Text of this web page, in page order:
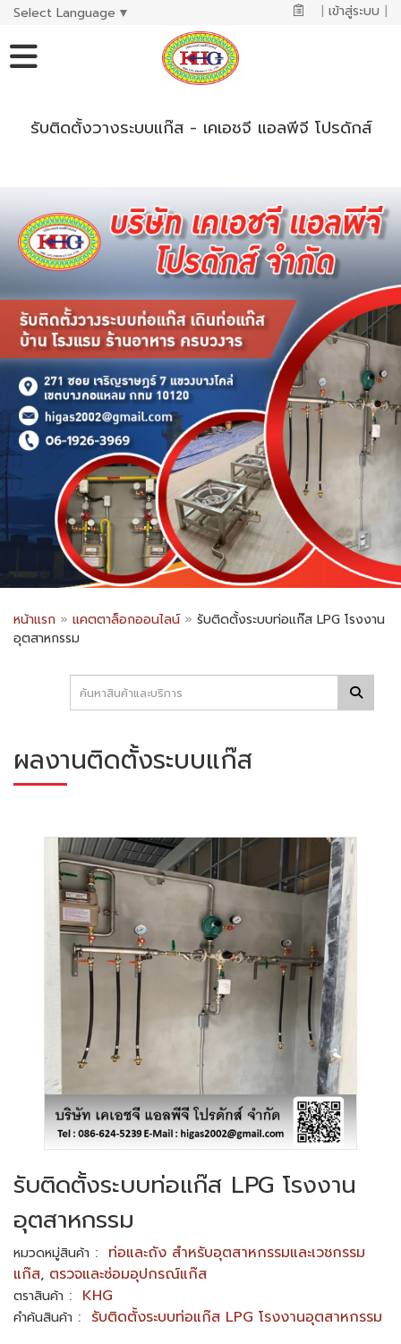
Select Language ▼ | เข้าสู่ระบบ |
รับติดตั้งวางระบบแก๊ส - เคเอชจี แอลพีจี โปรดักส์
หน้าแรก » แคตตาล็อกออนไลน์ » รับติดตั้งระบบท่อแก๊ส LPG โรงงาน
อุตสาหกรรม
ผลงานติดตั้งระบบแก๊ส
รับติดตั้งระบบท่อแก๊ส LPG โรงงาน
อุตสาหกรรม
หมวดหมู่สินค้า : ท่อและถัง สำหรับอุตสาหกรรมและเวชกรรม
แก๊ส, ตรวจและซ่อมอุปกรณ์แก๊ส
ตราสินค้า : KHG
คำค้นสินค้า : รับติดตั้งระบบท่อแก๊ส LPG โรงงานอุตสาหกรรม